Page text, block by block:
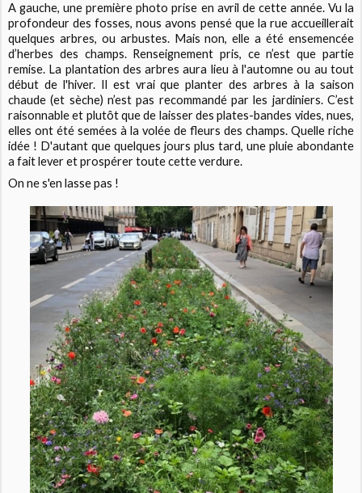
A gauche, une première photo prise en avril de cette année. Vu la
profondeur des fosses, nous avons pensé que la rue accueillerait
quelques arbres, ou arbustes. Mais non, elle a été ensemencée
d’herbes des champs. Renseignement pris, ce n’est que partie
remise. La plantation des arbres aura lieu à l'automne ou au tout
début de l'hiver. Il est vrai que planter des arbres à la saison
chaude (et sèche) n’est pas recommandé par les jardiniers. C’est
raisonnable et plutôt que de laisser des plates-bandes vides, nues,
elles ont été semées à la volée de fleurs des champs. Quelle riche
idée ! D'autant que quelques jours plus tard, une pluie abondante
a fait lever et prospérer toute cette verdure.
On ne s'en lasse pas !